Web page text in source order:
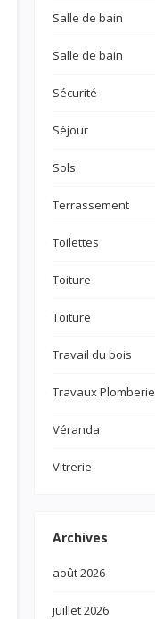
Salle de bain
Salle de bain
Sécurité
Séjour
Sols
Terrassement
Toilettes
Toiture
Toiture
Travail du bois
Travaux Plomberie
Véranda
Vitrerie
Archives
août 2026
juillet 2026